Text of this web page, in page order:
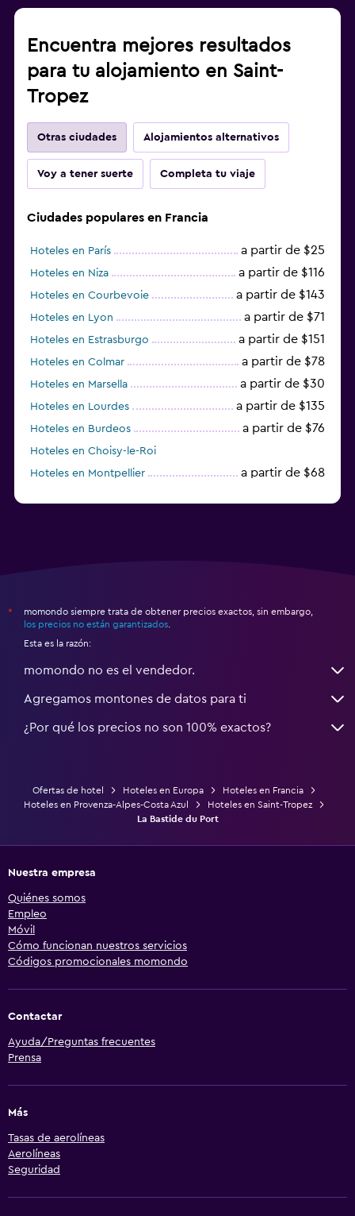
Encuentra mejores resultados
para tu alojamiento en Saint-
Tropez
Otras ciudades Alojamientos alternativos
Voy a tener suerte Completa tu viaje
Ciudades populares en Francia
Hoteles en París a partir de $25
Hoteles en Niza a partir de $116
Hoteles en Courbevoie a partir de $143
Hoteles en Lyon a partir de $71
Hoteles en Estrasburgo a partir de $151
Hoteles en Colmar a partir de $78
Hoteles en Marsella a partir de $30
Hoteles en Lourdes a partir de $135
Hoteles en Burdeos a partir de $76
Hoteles en Choisy-le-Roi
Hoteles en Montpellier
a partir de $68
*
momondo siempre trata de obtener precios exactos, sin embargo,
los precios no están garantizados
Esta es la razón:
momondo no es el vendedor.
Agregamos montones de datos para ti
¿Por qué los precios no son 100% exactos?
Ofertas de hotel Hoteles en Europa
Hoteles en Francia
Hoteles en Provenza-Alpes-Costa Azul
Hoteles en Saint-Tropez
La Bastide du Port
Nuestra empresa
Quiénes somos
Empleo
Móvil
Cómo funcionan nuestros servicios
Códigos promocionales momondo
Contactar
Ayuda/Preguntas frecuentes
Prensa
Más
Tasas de aerolíneas
Aerolíneas
Seguridad